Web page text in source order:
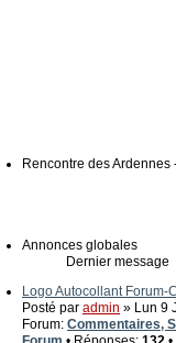
Rencontre des
Annonces globales
Dernier message
Logo Autocollant Forum-
Posté par admin » Lun 9
Forum: Commentaires,